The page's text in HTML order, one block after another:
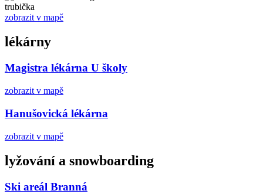
zobrazit v mapě
lékárny
Magistra lékárna U školy
zobrazit v mapě
Hanušovická lékárna
zobrazit v mapě
lyžování a snowboarding
Ski areál Branná